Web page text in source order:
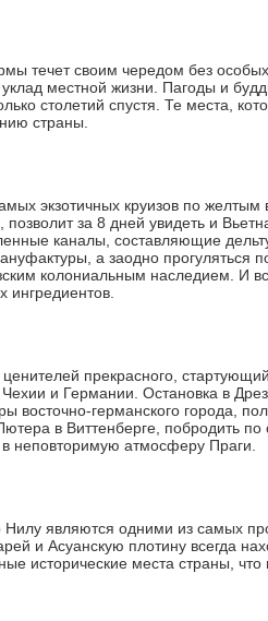
течет своим чередом без
местной жизни. Пагоды и
столетий спустя. Те места,
страны.
экзотичных круизов по
за 8 дней увидеть и
каналы, составляющие
а заодно прогуляться
колониальным наследием. И
ингредиентов.
ценителей прекрасного,
Чехии и Германии. Остановка в
восточно-германского города,
в Виттенберге, побродить
в неповторимую атмосферу Праги.
Нилу являются одними из самых
и Асуанскую плотину всегда
исторические места страны, что